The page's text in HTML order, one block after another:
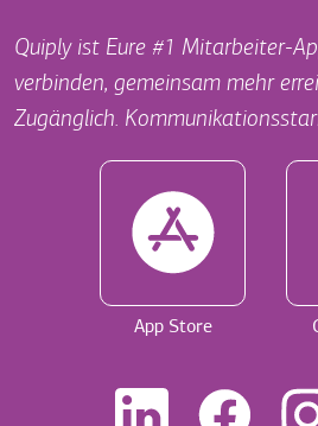
Quiply ist Eure #1 Mitarbeiter-
verbinden, gemeinsam mehr
Zugänglich.
App Store